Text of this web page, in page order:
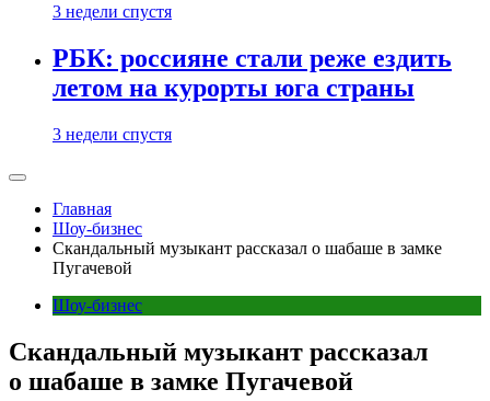
3 недели спустя
РБК: россияне стали реже ездить
летом на курорты юга страны
3 недели спустя
Главная
Шоу-бизнес
Скандальный музыкант рассказал о шабаше в замке
Пугачевой
Шоу-бизнес
Скандальный музыкант рассказал
о шабаше в замке Пугачевой